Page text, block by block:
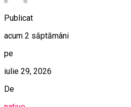
Publicat
acum 2 săptămâni
pe
iulie 29, 2026
De